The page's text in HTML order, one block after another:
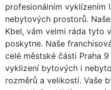
profesionálním vyklízením
nebytových prostorů.
Kbel, vám velmi ráda tyto
poskytne. Naše
celé městské části Praha
vyklizení bytových i
rozměrů a velikostí. Vaše